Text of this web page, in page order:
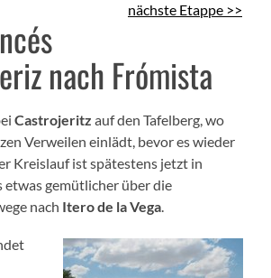
nächste Etappe >>
nach Frómista
Castrojeritz auf den Tafelberg, wo
Verweilen einlädt, bevor es wieder
Kreislauf ist spätestens jetzt in
etwas gemütlicher über die
nach Itero de la Vega.